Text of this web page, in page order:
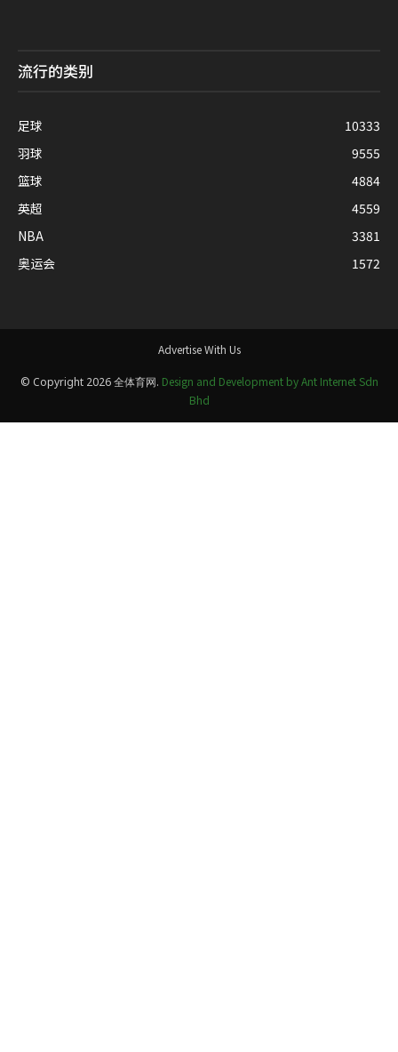
流行的类别
足球
10333
羽球
9555
篮球
4884
英超
4559
NBA
3381
奥运会
1572
Advertise With Us
© Copyright 2026 全体育网. Design and Development by Ant Internet Sdn
Bhd